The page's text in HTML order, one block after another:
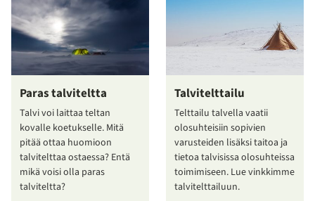
Paras talviteltta
Talvi voi laittaa teltan
kovalle koetukselle. Mitä
pitää ottaa huomioon
talvitelttaa ostaessa? Entä
mikä voisi olla paras
talviteltta?
Talvitelttailu
Telttailu talvella vaatii
olosuhteisiin sopivien
varusteiden lisäksi taitoa ja
tietoa talvisissa olosuhteissa
toimimiseen. Lue vinkkimme
talvitelttailuun.